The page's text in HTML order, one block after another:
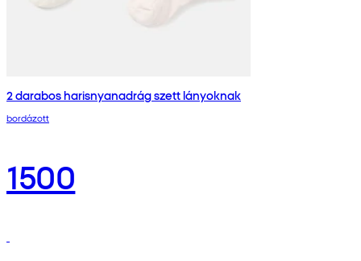
2 darabos harisnyanadrág szett lányoknak
bordázott
1500